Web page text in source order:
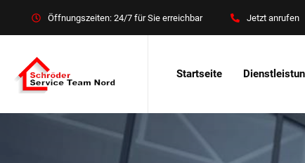
Öffnungszeiten: 24/7 für Sie erreichbar Jetzt anrufen
Startseite